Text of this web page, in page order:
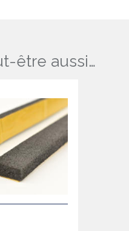
être aussi…